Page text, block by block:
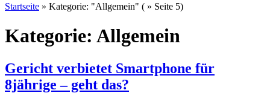
Startseite » Kategorie: "Allgemein" ( » Seite 5)
Kategorie: Allgemein
Gericht verbietet Smartphone für
8jährige – geht das?